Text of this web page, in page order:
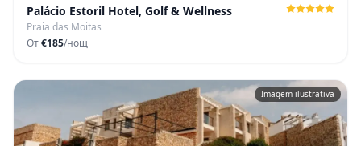
Palácio Estoril Hotel, Golf & Wellness
Praia das Moitas
От€185/нощ
Imagem ilustrativa